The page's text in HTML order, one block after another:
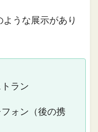
うな展示があり
ラン
ォン（後の携